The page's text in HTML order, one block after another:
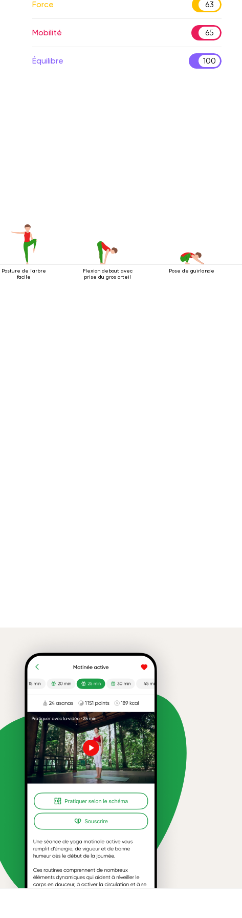
Force 63
Mobilité 65
Équilibre 100
Posture de l'arbre
facile
Flexion debout avec
prise du gros orteil
Pose de guirlande